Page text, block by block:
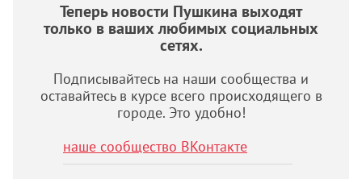
Теперь новости Пушкина выходят
только в ваших любимых социальных
сетях.
Подписывайтесь на наши сообщества и
оставайтесь в курсе всего происходящего в
городе. Это удобно!
наше сообщество ВКонтакте